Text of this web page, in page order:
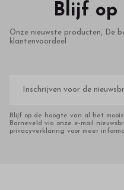
Blijf op
Onze nieuwste producten, De
klantenvoordeel
mailadres
Blijf op de hoogte van al het
Barneveld via onze e-mail
privacyverklaring voor meer